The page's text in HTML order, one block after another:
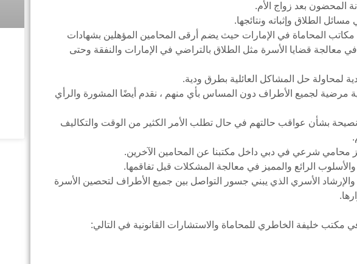
المحضون بعد زواج الأم.
الطلاق وإثباته ونتائجها.
مكاتب المحاماة في الإمارات حيث يضم أرقى المحامين المؤهلين بشهادات
معالجة قضايا الأسرة مثل الطلاق بالتراضي في الإمارات والنفقة وحتى
لمحاولة حل المشاكل العائلية بطرق ودية.
مرضية لجميع الأطراف دون المساس بأي منهم ، نقدم أيضًا المشورة والرأي
بشأن عواقب حالتهم في حال تطلب الأمر الكثير من الوقت والتكاليف
محامي شرعي في دبي داخل مكتبنا عن المحامين الآخرين.
والأسلوب الرائع والمميز في معالجة المشكلات قبل تفاقمها.
الأسري الذي يبني جسور التواصل بين جميع الأطراف لتحصين الأسرة
خليفة الخاطري للمحاماة والاستشارات القانونية في التالي: